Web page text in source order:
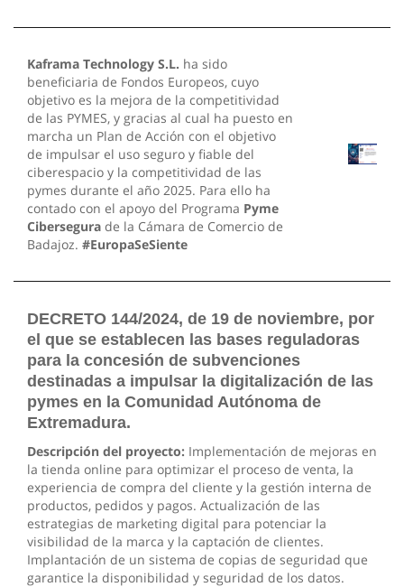
Kaframa Technology S.L. ha sido
beneficiaria de Fondos Europeos, cuyo
objetivo es la mejora de la competitividad
de las PYMES, y gracias al cual ha puesto en
marcha un Plan de Acción con el objetivo
de impulsar el uso seguro y fiable del
ciberespacio y la competitividad de las
pymes durante el año 2025. Para ello ha
contado con el apoyo del Programa Pyme
Cibersegura de la Cámara de Comercio de
Badajoz. #EuropaSeSiente
DECRETO 144/2024, de 19 de noviembre, por
el que se establecen las bases reguladoras
para la concesión de subvenciones
destinadas a impulsar la digitalización de las
pymes en la Comunidad Autónoma de
Extremadura.
Descripción del proyecto: Implementación de mejoras en
la tienda online para optimizar el proceso de venta, la
experiencia de compra del cliente y la gestión interna de
productos, pedidos y pagos. Actualización de las
estrategias de marketing digital para potenciar la
visibilidad de la marca y la captación de clientes.
Implantación de un sistema de copias de seguridad que
garantice la disponibilidad y seguridad de los datos.